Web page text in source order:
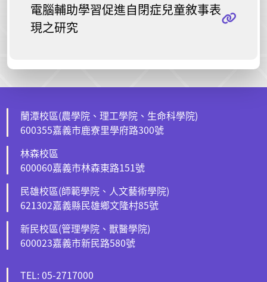
電腦輔助學習促進自閉症兒童敘事表
現之研究
蘭潭校區(農學院、理工學院、生命科學院)
600355嘉義市鹿寮里學府路300號
林森校區
600060嘉義市林森東路151號
民雄校區(師範學院、人文藝術學院)
621302嘉義縣民雄鄉文隆村85號
新民校區(管理學院、獸醫學院)
600023嘉義市新民路580號
TEL: 05-2717000